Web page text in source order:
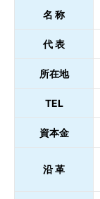
名 称
代 表
所在地
TEL
資本金
沿 革